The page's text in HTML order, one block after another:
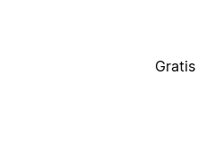
Gratis